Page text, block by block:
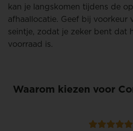
kan je langskomen tijdens de
afhaallocatie. Geef bij voorkeur
seintje, zodat je zeker bent dat
voorraad is.
Waarom kiezen voor